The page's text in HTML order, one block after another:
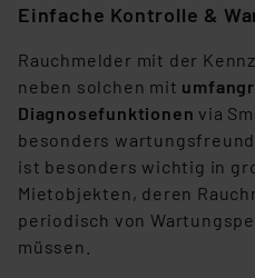
Einfache Kontrolle &
Rauchmelder mit der
neben solchen mit
Diagnosefunktionen via
besonders
ist besonders wichtig in
Mietobjekten, deren
periodisch von
müssen.